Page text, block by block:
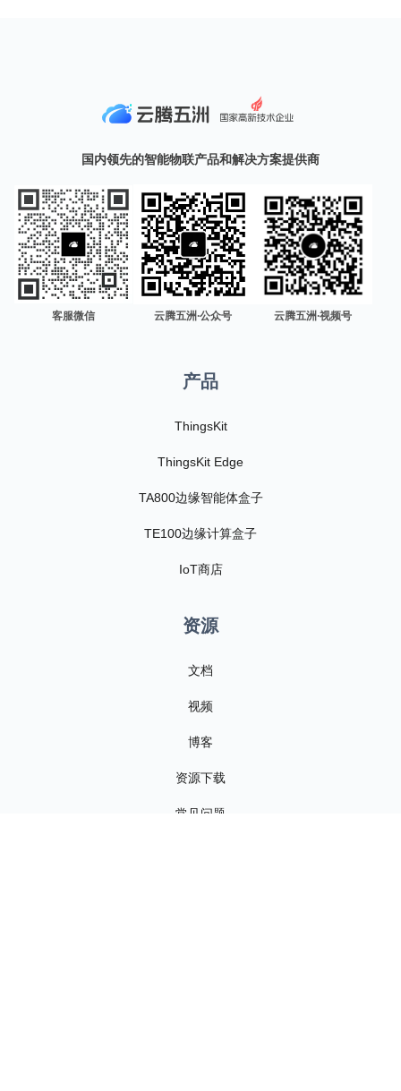
国内领先的智能物联产品和解决方案提供商
客服微信 云腾五洲·公众号 云腾五洲·视频号
产品
ThingsKit
ThingsKit Edge
TA800边缘智能体盒子
TE100边缘计算盒子
IoT商店
资源
文档
视频
博客
资源下载
常见问题